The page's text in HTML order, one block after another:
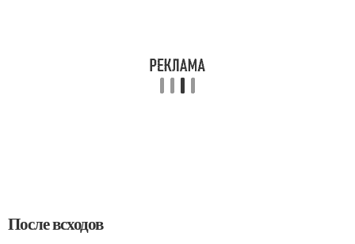
После всходов